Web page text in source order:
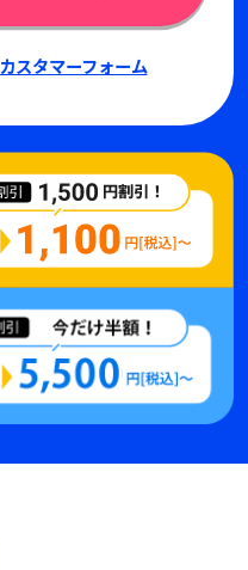
カスタマーフォーム